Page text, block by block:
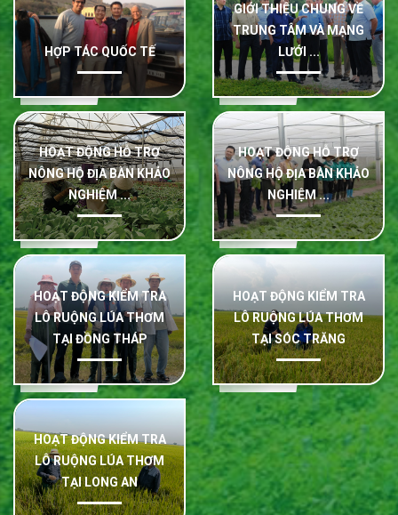
HỢP TÁC QUỐC TẾ
GIỚI THIỆU CHUNG VỀ
TRUNG TÂM VÀ MẠNG
LƯỚI ...
HOẠT ĐỘNG HỖ TRỢ
NÔNG HỘ ĐỊA BÀN KHẢO
NGHIỆM ...
HOẠT ĐỘNG HỖ TRỢ
NÔNG HỘ ĐỊA BÀN KHẢO
NGHIỆM ...
HOẠT ĐỘNG KIỂM TRA
LÔ RUỘNG LÚA THƠM
TẠI ĐỒNG THÁP
HOẠT ĐỘNG KIỂM TRA
LÔ RUỘNG LÚA THƠM
TẠI SÓC TRĂNG
HOẠT ĐỘNG KIỂM TRA
LÔ RUỘNG LÚA THƠM
TẠI LONG AN